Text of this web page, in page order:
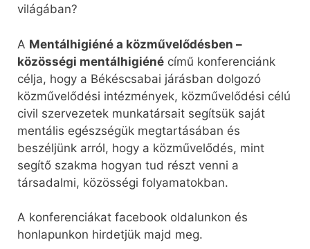
világában?
A Mentálhigiéné a közművelődésben –
közösségi mentálhigiéné című konferenciánk
célja, hogy a Békéscsabai járásban dolgozó
közművelődési intézmények, közművelődési célú
civil szervezetek munkatársait segítsük saját
mentális egészségük megtartásában és
beszéljünk arról, hogy a közművelődés, mint
segítő szakma hogyan tud részt venni a
társadalmi, közösségi folyamatokban.
A konferenciákat facebook oldalunkon és
honlapunkon hirdetjük majd meg.